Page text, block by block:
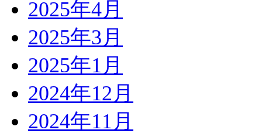
2025年4月
2025年3月
2025年1月
2024年12月
2024年11月